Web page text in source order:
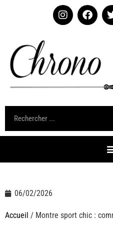
06/02/2026
Accueil / Montre sport chic :